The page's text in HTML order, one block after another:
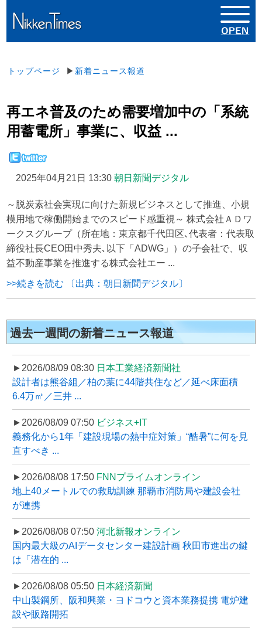
トップページ ▶ 新着ニュース報道
再エネ普及のため需要増加中の「系統
用蓄電所」事業に、収益 ...
2025年04月21日 13:30 朝日新聞デジタル
～脱炭素社会実現に向けた新規ビジネスとして推進、小規
模用地で稼働開始までのスピード感重視～ 株式会社ＡＤワ
ークスグループ（所在地：東京都千代田区､代表者：代表取
締役社長CEO田中秀夫､以下「ADWG」）の子会社で、収
益不動産事業を推進する株式会社エー ...
>>続きを読む 〔出典：朝日新聞デジタル〕
過去一週間の新着ニュース報道
►2026/08/09 08:30 日本工業経済新聞社
設計者は熊谷組／柏の葉に44階共住など／延べ床面積
6.4万㎡／三井 ...
►2026/08/09 07:50 ビジネス+IT
義務化から1年「建設現場の熱中症対策」“酷暑”に何を見
直すべき ...
►2026/08/08 17:50 FNNプライムオンライン
地上40メートルでの救助訓練 那覇市消防局や建設会社
が連携
►2026/08/08 07:50 河北新報オンライン
国内最大級のAIデータセンター建設計画 秋田市進出の鍵
は「潜在的 ...
►2026/08/08 05:50 日本経済新聞
中山製鋼所、阪和興業・ヨドコウと資本業務提携 電炉建
設や販路開拓